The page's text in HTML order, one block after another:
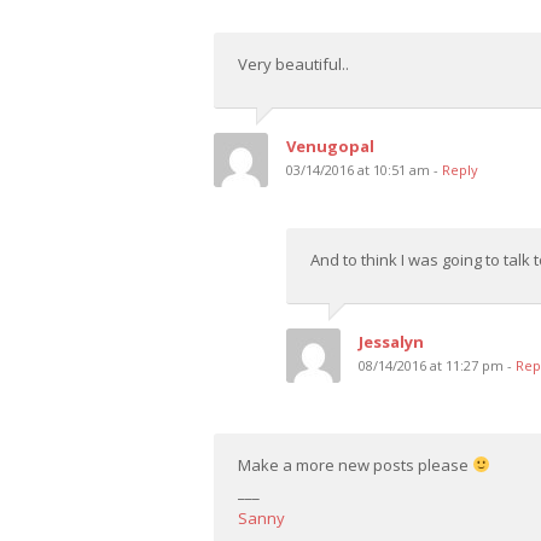
Very beautiful..
Venugopal
03/14/2016 at 10:51 am - Reply
And to think I was going to
Jessalyn
08/14/2016 at 11:27 pm -
Make a more new posts please
Sanny